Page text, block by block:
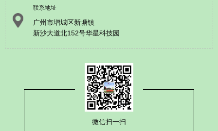
联系地址
广州市增城区新塘镇
新沙大道北152号华星科技园
微信扫一扫